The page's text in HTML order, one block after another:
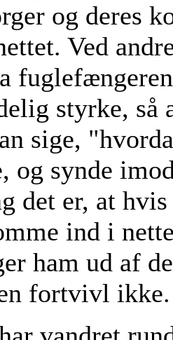
og deres
Ved
styrke,
sige,
og synde
det er, at
ind i
ham ud af
fortvivl ikke.